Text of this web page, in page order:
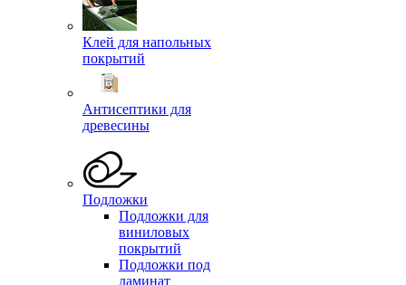
Клей для напольных
покрытий
Антисептики для
древесины
Подложки
Подложки для
виниловых
покрытий
Подложки под
ламинат